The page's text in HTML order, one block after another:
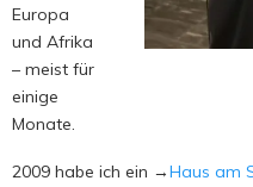
Europa
und Afrika
– meist für
einige
Monate.
2009 habe ich ein →Haus am